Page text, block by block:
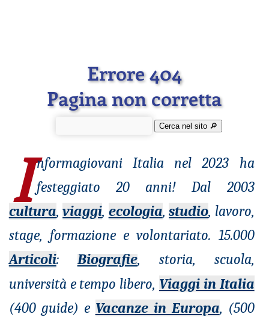
Errore 404
Pagina non corretta
Cerca nel sito 🔎︎
I nformagiovaniItalia nel 2023 ha
festeggiato 20 anni! Dal 2003
cultura,viaggi, ecologia,studio, lavoro,
stage, formazione e volontariato. 15.000
Articoli: Biografie, storia, scuola,
università e tempo libero, Viaggi in Italia
(400 guide) e Vacanze in Europa, (500